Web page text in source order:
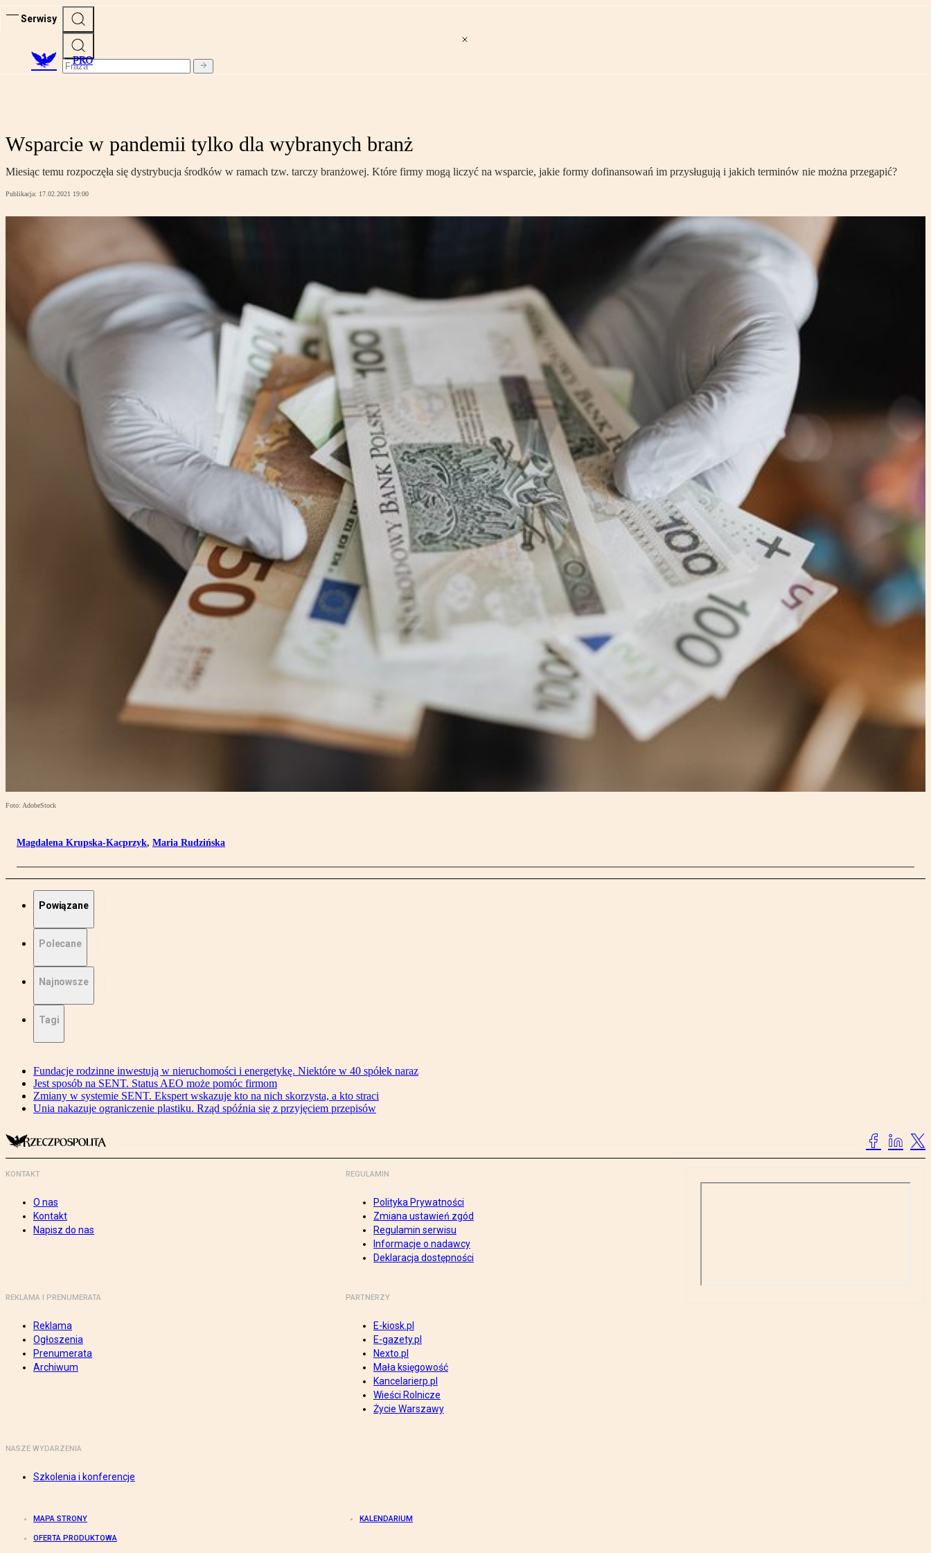
Serwisy
PRO
Wsparcie w pandemii tylko dla wybranych branż
Miesiąc temu rozpoczęła się dystrybucja środków w ramach tzw. tarczy branżowej. Które firmy mogą liczyć na wsparcie, jakie formy dofinansowań im przysługują i jakich terminów nie można przegapić?
Publikacja: 17.02.2021 19:00
Foto: AdobeStock
Magdalena Krupska-Kacprzyk, Maria Rudzińska
Powiązane
Polecane
Najnowsze
Tagi
Fundacje rodzinne inwestują w nieruchomości i energetykę. Niektóre w 40 spółek naraz
Jest sposób na SENT. Status AEO może pomóc firmom
Zmiany w systemie SENT. Ekspert wskazuje kto na nich skorzysta, a kto straci
Unia nakazuje ograniczenie plastiku. Rząd spóźnia się z przyjęciem przepisów
KONTAKT
O nas
Kontakt
Napisz do nas
REGULAMIN
Polityka Prywatności
Zmiana ustawień zgód
Regulamin serwisu
Informacje o nadawcy
Deklaracja dostępności
REKLAMA I PRENUMERATA
Reklama
Ogłoszenia
Prenumerata
Archiwum
PARTNERZY
E-kiosk.pl
E-gazety.pl
Nexto.pl
Mała księgowość
Kancelarierp.pl
Wieści Rolnicze
Życie Warszawy
NASZE WYDARZENIA
Szkolenia i konferencje
MAPA STRONY KALENDARIUM
OFERTA PRODUKTOWA